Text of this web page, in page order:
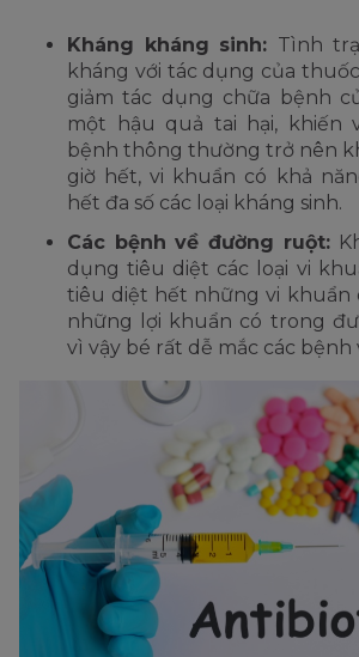
Kháng kháng sinh: Tình
kháng với tác dụng của
giảm tác dụng chữa bệnh
một hậu quả tai hại, khiến
bệnh thông thường trở nên
giờ hết, vi khuẩn có khả
hết đa số các loại kháng sinh.
Các bệnh về đường ruột:
dụng tiêu diệt các loại vi
tiêu diệt hết những vi khuẩn
những lợi khuẩn có trong
vì vậy bé rất dễ mắc các